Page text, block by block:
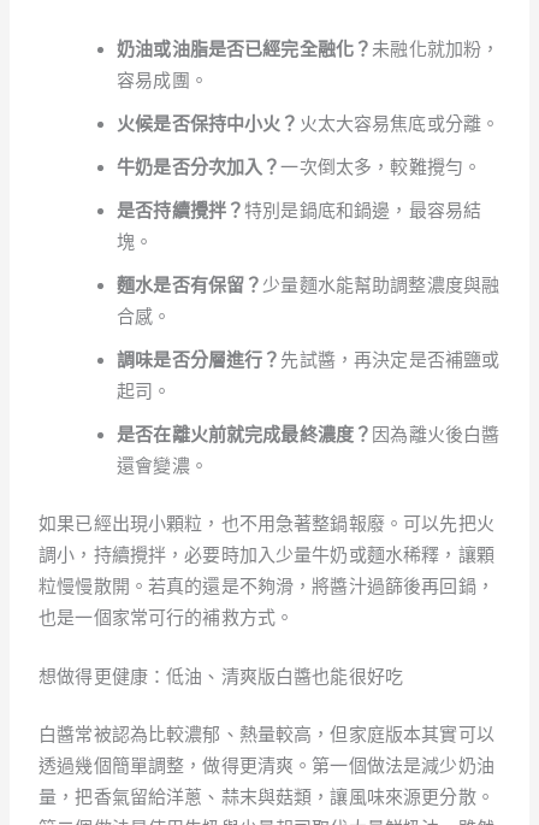
奶油或油脂是否已經完全融化？ 未融化就加粉，
容易成團。
火候是否保持中小火？ 火太大容易焦底或分離。
牛奶是否分次加入？一次倒太多，較難攪勻。
是否持續攪拌？特別是鍋底和鍋邊，最容易結
塊。
麵水是否有保留？ 少量麵水能幫助調整濃度與融
合感。
調味是否分層進行？ 先試醬，再決定是否補鹽或
起司。
是否在離火前就完成最終濃度？ 因為離火後白醬
還會變濃。
如果已經出現小顆粒，也不用急著整鍋報廢。可以先把火
調小，持續攪拌，必要時加入少量牛奶或麵水稀釋，讓顆
粒慢慢散開。若真的還是不夠滑，將醬汁過篩後再回鍋，
也是一個家常可行的補救方式。
想做得更健康：低油、清爽版白醬也能很好吃
白醬常被認為比較濃郁、熱量較高，但家庭版本其實可以
透過幾個簡單調整，做得更清爽。第一個做法是減少奶油
量，把香氣留給洋蔥、蒜末與菇類，讓風味來源更分散。